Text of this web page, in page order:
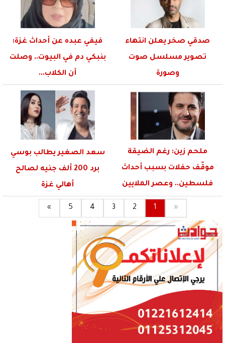
صدقي صخر يعلن انتهاء
تصوير مسلسل صوت
وصورة
فيفي عبده عن أحداث غزة:
بنبكي دم في البيوت.. وصلت
أن الكلاب...
ملحم زين: رغم الضيقة
موقّف حفلات بسبب أحداث
فلسطين.. وعصر الملايين
والمليارات...
سعد الصغير يطالب بوسي
برد 200 ألف جنيه لصالح
أهالي غزة
«
1
2
3
4
5
»